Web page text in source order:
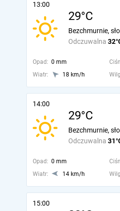
13:00
29°C
Odczuwalna
Bezchmurnie,
Opad: 0 mm
Wiatr:
18 km/h
14:00
29°C
Odczuwalna
Bezchmurnie,
Opad: 0 mm
Wiatr:
14 km/h
15:00